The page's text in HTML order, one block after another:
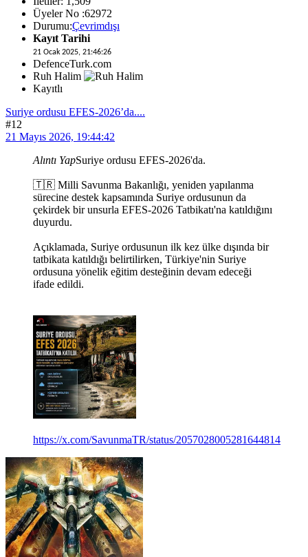
Üyeler No :62972
Durumu:Çevrimdışı
Kayıt Tarihi
21 Ocak 2025, 21:46:26
DefenceTurk.com
Ruh Halim
Kayıtlı
Suriye ordusu EFES-2026’da....
#12
21 Mayıs 2026, 19:44:42
Alıntı YapSuriye ordusu EFES-2026'da.
🇹🇷 Milli Savunma Bakanlığı, yeniden yapılanma
sürecine destek kapsamında Suriye ordusunun da
çekirdek bir unsurla EFES-2026 Tatbikatı'na katıldığını
duyurdu.
Açıklamada, Suriye ordusunun ilk kez ülke dışında bir
tatbikata katıldığı belirtilirken, Türkiye'nin Suriye
ordusuna yönelik eğitim desteğinin devam edeceği
ifade edildi.
https://x.com/SavunmaTR/status/2057028005281644814